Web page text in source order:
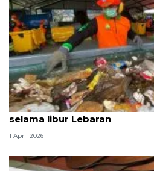
Produksi sampah Jaksel
selama libur Lebaran
1 April 2026